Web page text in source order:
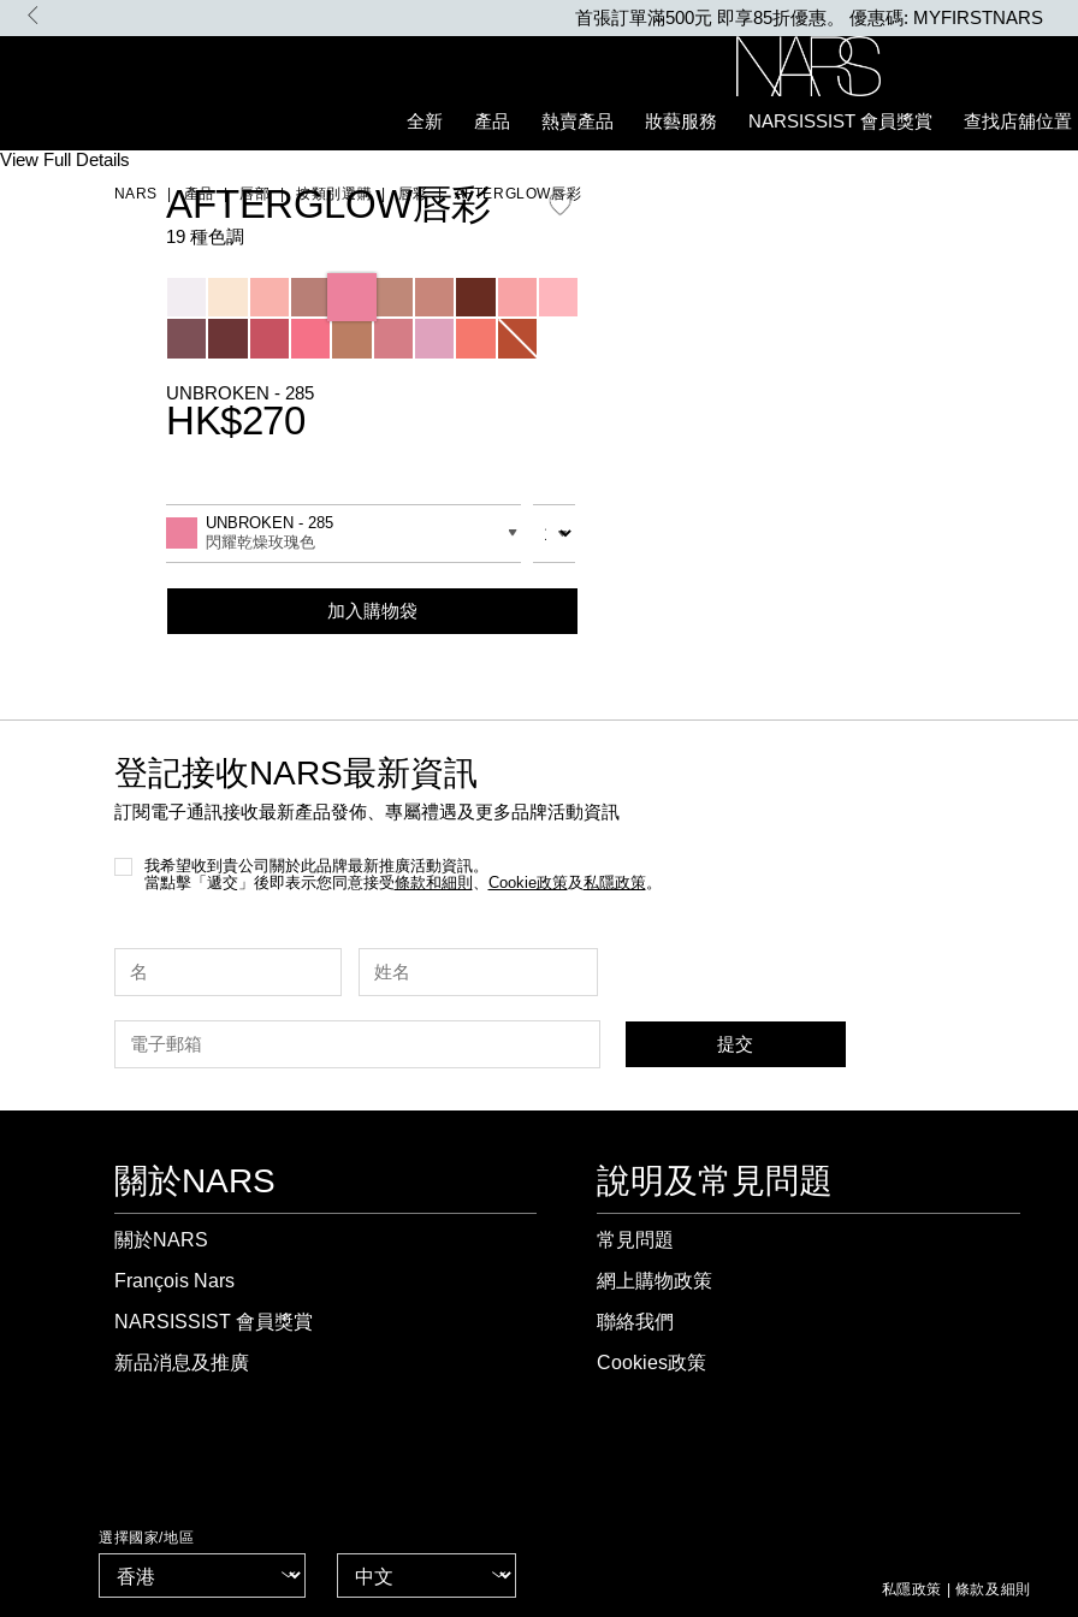
Skip
首張訂單滿500元 即享85折優惠。 優惠碼: MYFIRSTNARS
全新
產品 熱賣產品 妝藝服務 NARSISSIST 會員獎賞 查找店舖位置
NARS 產品 唇部 按類別選購 唇彩 AFTERGLOW唇彩
Details
/zh/afterglow%E5%94%87%E5%BD%A9/0194251077185_hk.html
Item
0194251077185_hk
View Full Details
AFTERGLOW唇彩
19 種色調
Variations
UNBROKEN - 285
HK$270
to
options
Actions
差別
UNBROKEN - 285
閃耀乾燥玫瑰色
數量
加入購物袋
登記接收NARS最新資訊
訂閱電子通訊接收最新產品發佈、專屬禮遇及更多品牌活動資訊
我希望收到貴公司關於此品牌最新推廣活動資訊。
當點擊「遞交」後即表示您同意接受條款和細則 Cookie政策及私隱政策。
提交
關於NARS
關於NARS
François Nars
NARSISSIST 會員獎賞
新品消息及推廣
說明及常見問題
常見問題
網上購物政策
聯絡我們
Cookies政策
選擇國家/地區
私隱政策 | 條款及細則